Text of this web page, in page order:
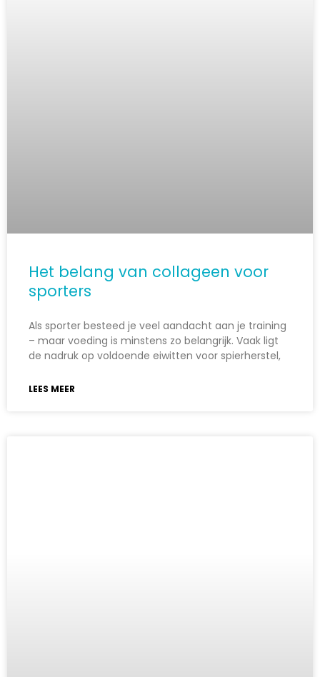
Het belang van collageen voor
sporters
Als sporter besteed je veel aandacht aan je training
– maar voeding is minstens zo belangrijk. Vaak ligt
de nadruk op voldoende eiwitten voor spierherstel,
LEES MEER